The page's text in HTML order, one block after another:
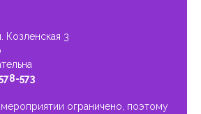
Козленская 3
573
ограничено, поэтому